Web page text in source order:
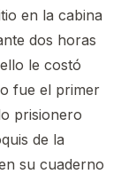
en la cabina
dos horas
le costó
fue el primer
prisionero
de la
su cuaderno